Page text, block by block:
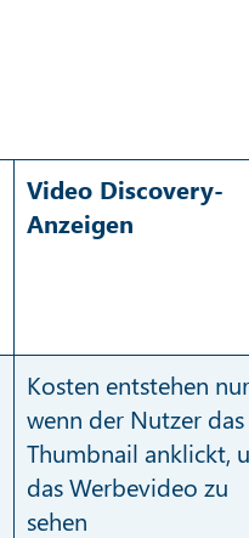
Video Discovery-
Anzeigen
Kosten entstehen
wenn der Nutzer das
Thumbnail anklickt,
das Werbevideo zu
sehen